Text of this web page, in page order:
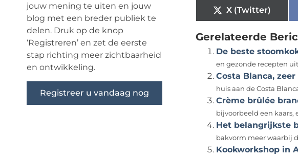
jouw mening te uiten en jouw
blog met een breder publiek te
delen. Druk op de knop
‘Registreren’ en zet de eerste
stap richting meer zichtbaarheid
en ontwikkeling.
Registreer u vandaag nog
X (Twitter)
Gerelateerde
De beste
en gezonde recepten
Costa Blanca,
huis aan de Costa
Crème brûlée
bijvoorbeeld een kaars,
Het belangrijkste
bakvorm meer waarbij
Kookworkshop in